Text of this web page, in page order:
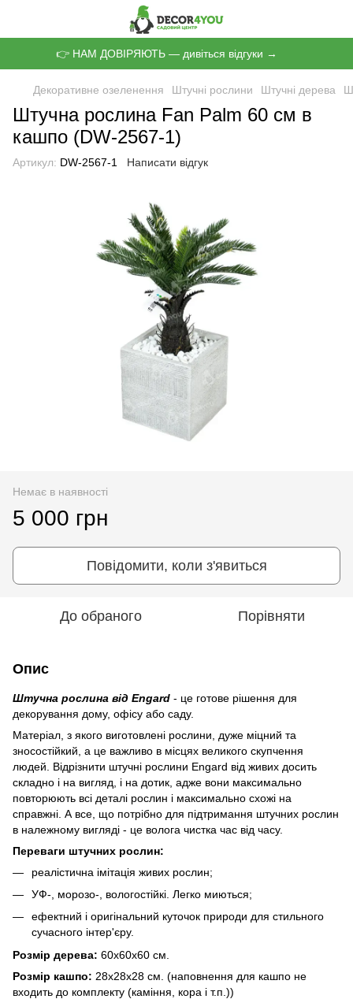
👉 НАМ ДОВІРЯЮТЬ — дивіться відгуки →
Декоративне озеленення Штучні рослини Штучні дерева
Штучна рослина Fan Palm 60 см в
кашпо (DW-2567-1)
Артикул: DW-2567-1 Написати відгук
Немає в наявності
5 000 грн
Повідомити, коли з'явиться
До обраного Порівняти
Опис
Штучна рослина від Engard - це готове рішення для
декорування дому, офісу або саду.
Матеріал, з якого виготовлені рослини, дуже міцний та
зносостійкий, а це важливо в місцях великого скупчення
людей. Відрізнити штучні рослини Engard від живих досить
складно і на вигляд, і на дотик, адже вони максимально
повторюють всі деталі рослин і максимально схожі на
справжні. А все, що потрібно для підтримання штучних рослин
в належному вигляді - це волога чистка час від часу.
Переваги штучних рослин:
реалістична імітація живих рослин;
УФ-, морозо-, вологостійкі. Легко миються;
ефектний і оригінальний куточок природи для стильного
сучасного інтер'єру.
Розмір дерева: 60х60х60 см.
Розмір кашпо: 28х28х28 см. (наповнення для кашпо не
входить до комплекту (каміння, кора і т.п.))